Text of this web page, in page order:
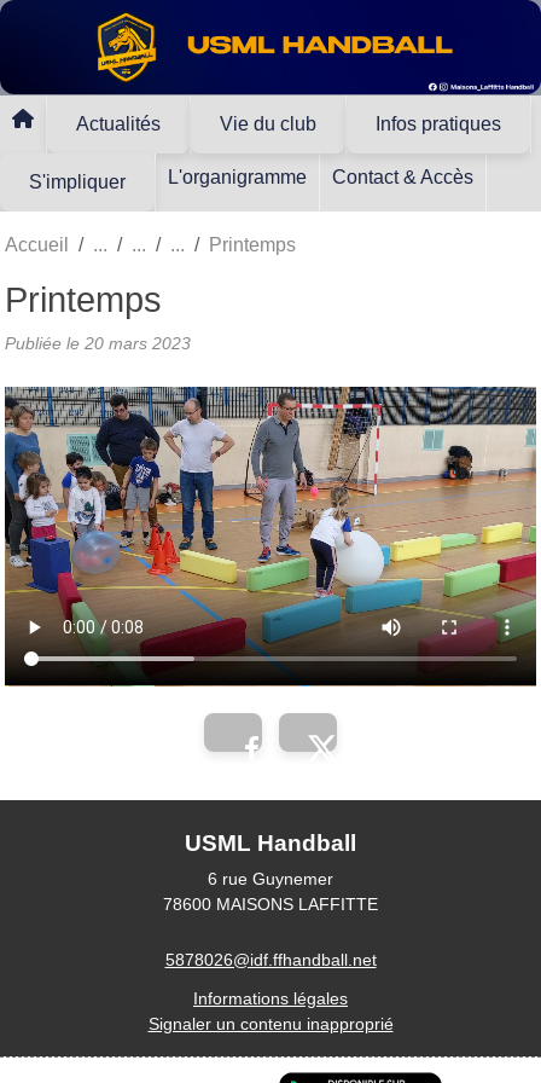
Actualités Vie du club Infos pratiques
S'impliquer L'organigramme Contact & Accès
Accueil Printemps
Printemps
Publiée le 20 mars 2023
USML Handball
6 rue Guynemer
78600 MAISONS LAFFITTE
5878026@idf.ffhandball.net
Informations légales
Signaler un contenu inapproprié
Panneau de gestion des cookies